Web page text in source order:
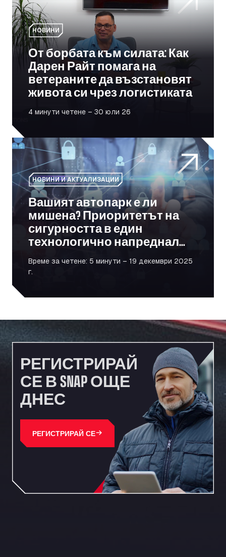
НОВИНИ
От борбата към силата: Как
Дарен Райт помага на
ветераните да възстановят
живота си чрез логистиката
4 минути четене – 30 юли 26
Вашият автопарк е ли мишена? Приоритетът на
НОВИНИ И АКТУАЛИЗАЦИИ
Вашият автопарк е ли
мишена? Приоритетът на
сигурността в един
технологично напреднал
Време за четене: 5 минути – 19 декември 2025
г.
РЕГИСТРИРАЙ
СЕ В SNAP ОЩЕ
ДНЕС
РЕГИСТРИРАЙ СЕ